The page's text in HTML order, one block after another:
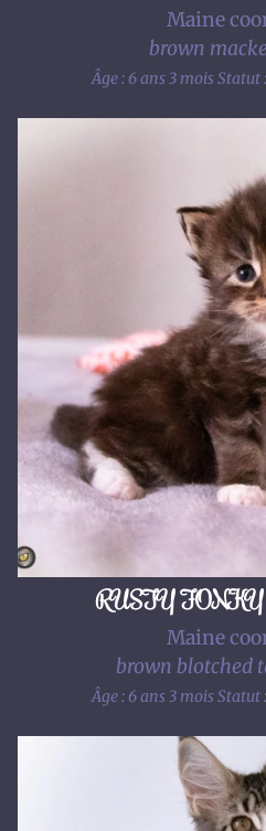
Maine
brown
Âge : 6 ans 3 moisStatut
RUSTY FONKY
Maine
brown blotched
Âge : 6 ans 3 moisStatut